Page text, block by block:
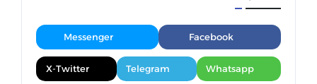
Facebook
Messenger
Whatsapp
Telegram
X-Twitter